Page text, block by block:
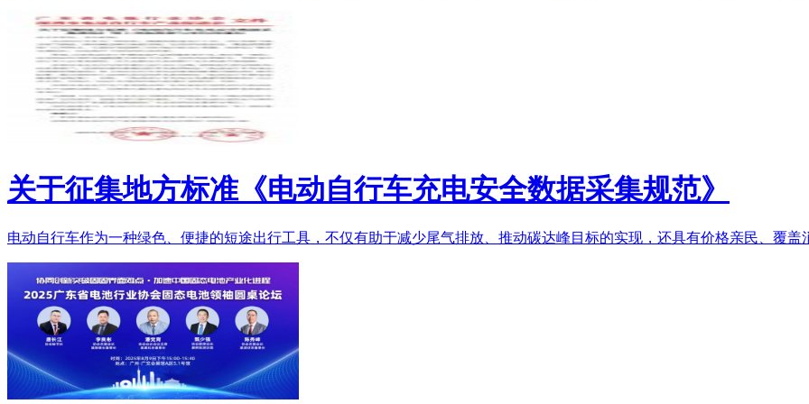
关于征集地方标准《电动自行车充电安全数据采集规范》
电动自行车作为一种绿色、便捷的短途出行工具，不仅有助于减少尾气排放、推动碳达峰目标的实现，还具有价格亲民、覆盖